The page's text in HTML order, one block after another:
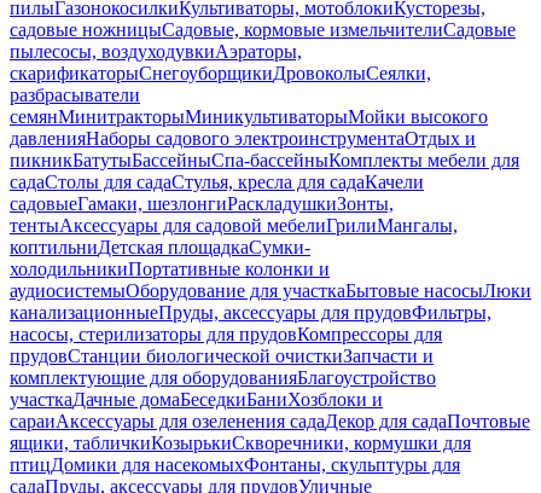
пилыГазонокосилкиКультиваторы, мотоблокиКусторезы,
садовые ножницыСадовые, кормовые измельчителиСадовые
пылесосы, воздуходувкиАэраторы,
скарификаторыСнегоуборщикиДровоколыСеялки,
разбрасыватели
семянМинитракторыМиникультиваторыМойки высокого
давленияНаборы садового электроинструментаОтдых и
пикникБатутыБассейныСпа-бассейныКомплекты мебели для
садаСтолы для садаСтулья, кресла для садаКачели
садовыеГамаки, шезлонгиРаскладушкиЗонты,
тентыАксессуары для садовой мебелиГрилиМангалы,
коптильниДетская площадкаСумки-
холодильникиПортативные колонки и
аудиосистемыОборудование для участкаБытовые насосыЛюки
канализационныеПруды, аксессуары для прудовФильтры,
насосы, стерилизаторы для прудовКомпрессоры для
прудовСтанции биологической очисткиЗапчасти и
комплектующие для оборудованияБлагоустройство
участкаДачные домаБеседкиБаниХозблоки и
сараиАксессуары для озеленения садаДекор для садаПочтовые
ящики, табличкиКозырькиСкворечники, кормушки для
птицДомики для насекомыхФонтаны, скульптуры для
садаПруды, аксессуары для прудовУличные